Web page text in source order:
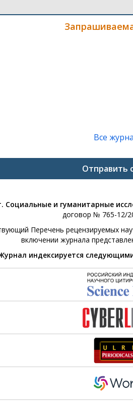
Все
Отправить
Социальные и гуманитарные
договор № 765-12/
Перечень рецензируемых
включении журнала
индексируется